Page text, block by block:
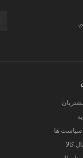
سیاست ها
کالا